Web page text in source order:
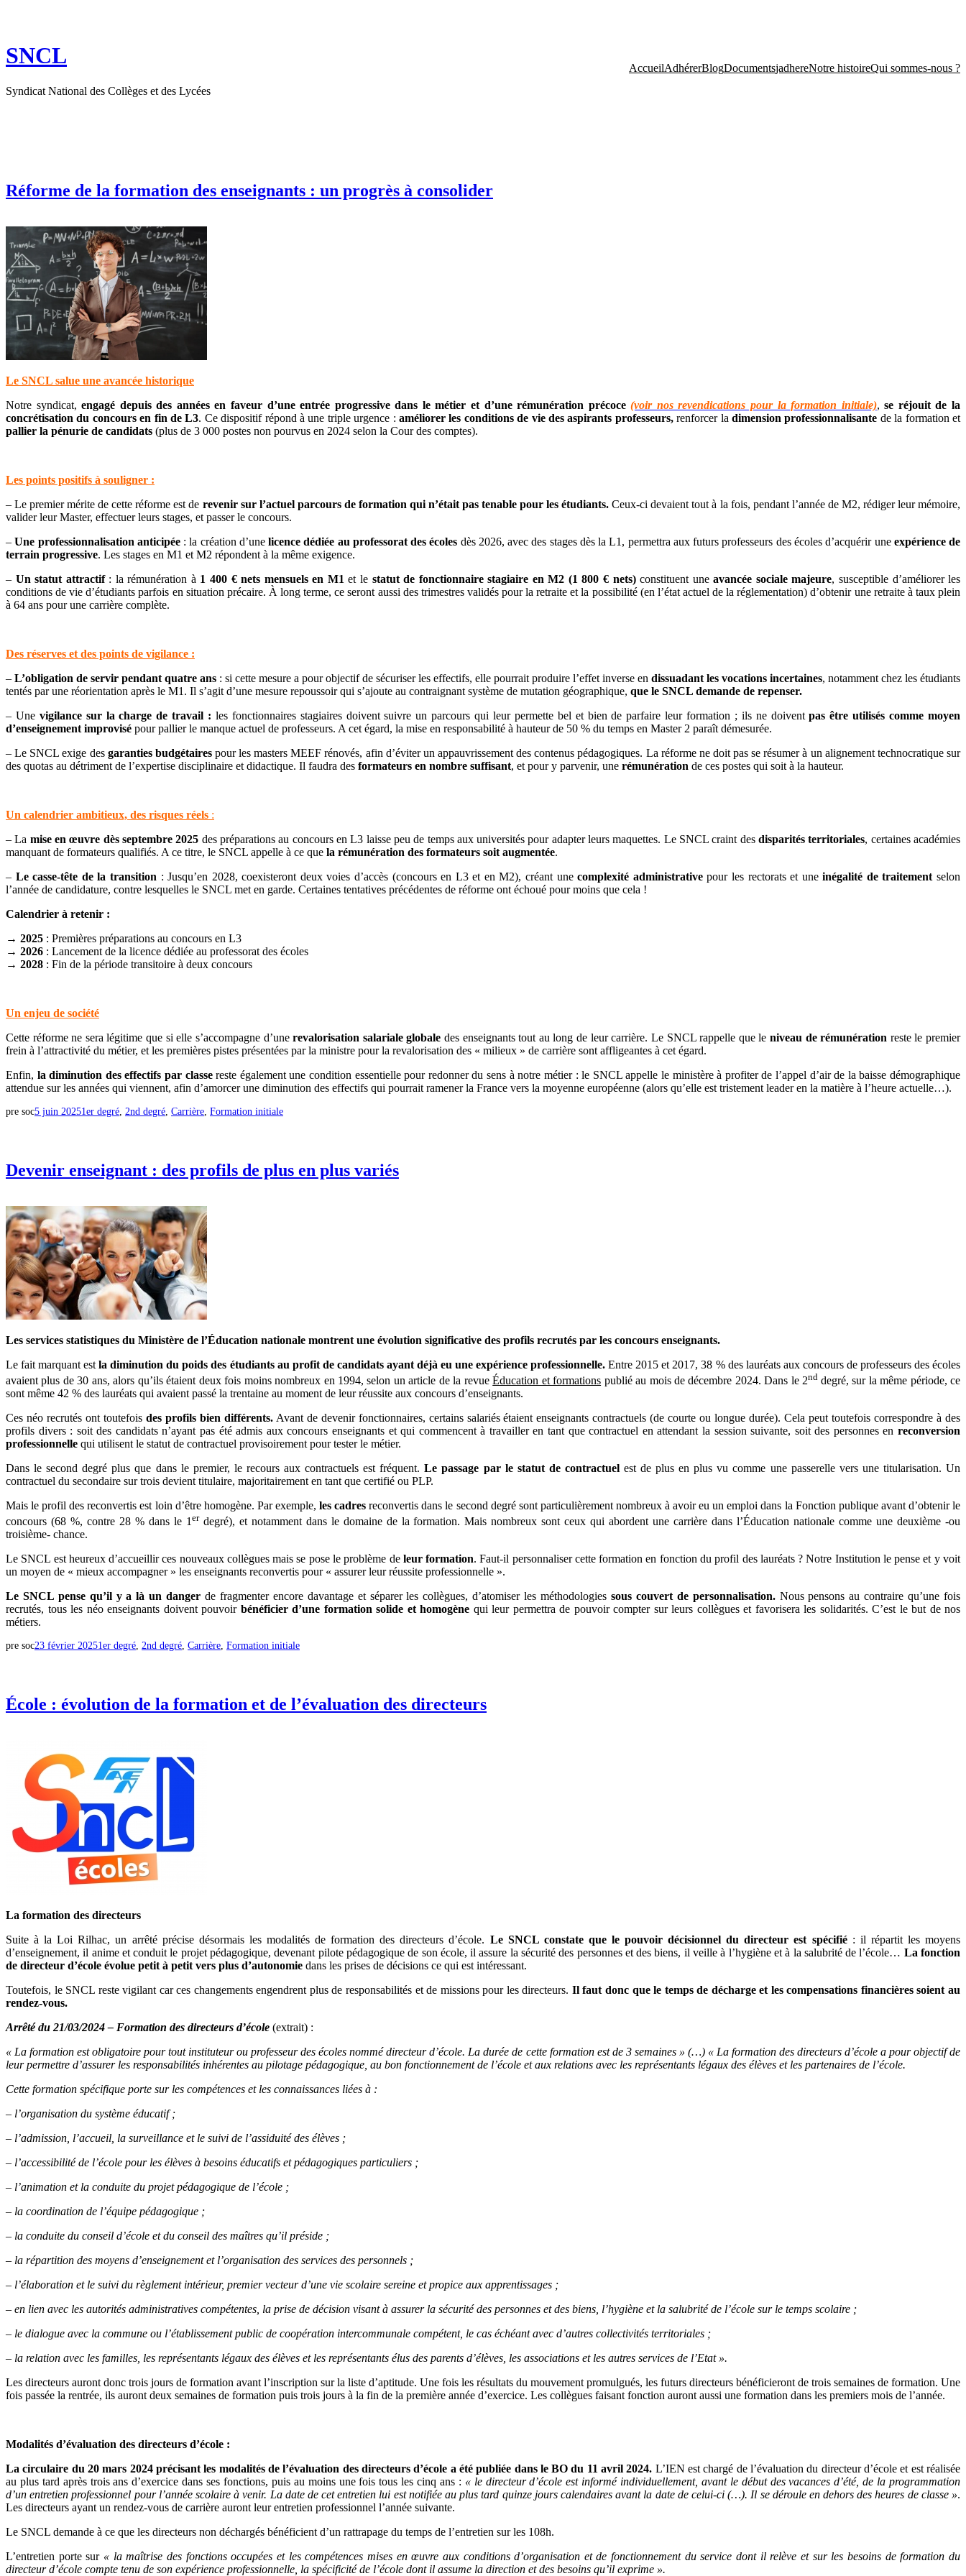
SNCL
Syndicat National des Collèges et des Lycées
AccueilAdhérerBlogDocumentsjadhereNotre histoireQui sommes-nous ?
Réforme de la formation des enseignants : un progrès à consolider
Le SNCL salue une avancée historique
Notre syndicat,engagé depuis des années en faveur d’une entrée progressive dans le métier et d’une rémunération précoce (voir nos revendications pour la formation initiale),se réjouit de la
concrétisation du concours en fin de L3. Ce dispositif répond à une triple urgence :améliorer les conditions de vie des aspirants professeurs,renforcer la dimension professionnalisante de la formation et
pallier la pénurie de candidats (plus de 3 000 postes non pourvus en 2024 selon la Cour des comptes).
Les points positifs à souligner :
– Le premier mérite de cette réforme est de revenir sur l’actuel parcours de formation qui n’était pas tenable pour les étudiants. Ceux-ci devaient tout à la fois, pendant l’année de M2, rédiger leur mémoire,
valider leur Master, effectuer leurs stages, et passer le concours.
–Une professionnalisation anticipée: la création d’unelicence dédiée au professorat des écoles dès 2026, avec des stages dès la L1, permettra aux futurs professeurs des écoles d’acquérir une expérience de
terrain progressive. Les stages en M1 et M2 répondent à la même exigence.
– Un statut attractif: la rémunération à 1 400 € nets mensuels en M1 et le statut de fonctionnaire stagiaire en M2 (1 800 € nets)constituent uneavancée sociale majeure, susceptible d’améliorer les
conditions de vie d’étudiants parfois en situation précaire. À long terme, ce seront aussi des trimestres validés pour la retraite et la possibilité (en l’état actuel de la réglementation) d’obtenir une retraite à taux plein
à 64 ans pour une carrière complète.
Des réserves et des points de vigilance :
– L’obligation de servir pendant quatre ans : si cette mesure a pour objectif de sécuriser les effectifs, elle pourrait produire l’effet inverse en dissuadant les vocations incertaines, notamment chez les étudiants
tentés par une réorientation après le M1. Il s’agit d’une mesure repoussoir qui s’ajoute au contraignant système de mutation géographique, que le SNCL demande de repenser.
– Une vigilance sur la charge de travail : les fonctionnaires stagiaires doivent suivre un parcours qui leur permette bel et bien de parfaire leur formation ; ils ne doiventpas être utilisés comme moyen
d’enseignement improvisé pour pallier le manque actuel de professeurs. A cet égard, la mise en responsabilité à hauteur de 50 % du temps en Master 2 paraît démesurée.
– Le SNCL exige des garanties budgétairespour les masters MEEF rénovés, afin d’éviter un appauvrissement des contenus pédagogiques. La réforme ne doit pas se résumer à un alignement technocratique sur
des quotas au détriment de l’expertise disciplinaire et didactique. Il faudra des formateurs en nombre suffisant, et pour y parvenir, une rémunération de ces postes qui soit à la hauteur.
Un calendrier ambitieux, des risques réels :
– La mise en œuvre dès septembre 2025 des préparations au concours en L3 laisse peu de temps aux universités pour adapter leurs maquettes. Le SNCL craint desdisparités territoriales, certaines académies
manquant de formateurs qualifiés. A ce titre, le SNCL appelle à ce que la rémunération des formateurs soit augmentée.
– Le casse-tête de la transition : Jusqu’en 2028, coexisteront deux voies d’accès (concours en L3 et en M2), créant unecomplexité administrativepour les rectorats et uneinégalité de traitement selon
l’année de candidature, contre lesquelles le SNCL met en garde. Certaines tentatives précédentes de réforme ont échoué pour moins que cela !
Calendrier à retenir :
→ 2025 : Premières préparations au concours en L3
→ 2026 : Lancement de la licence dédiée au professorat des écoles
→ 2028 : Fin de la période transitoire à deux concours
Un enjeu de société
Cette réforme ne sera légitime que si elle s’accompagne d’unerevalorisation salariale globale des enseignants tout au long de leur carrière. Le SNCL rappelle que le niveau de rémunération reste le premier
frein à l’attractivité du métier, et les premières pistes présentées par la ministre pour la revalorisation des « milieux » de carrière sont affligeantes à cet égard.
Enfin, la diminution des effectifs par classereste également une condition essentielle pour redonner du sens à notre métier : le SNCL appelle le ministère à profiter de l’appel d’air de la baisse démographique
attendue sur les années qui viennent, afin d’amorcer une diminution des effectifs qui pourrait ramener la France vers la moyenne européenne (alors qu’elle est tristement leader en la matière à l’heure actuelle…).
pre soc5 juin 20251er degré 2nd degré Carrière Formation initiale
Devenir enseignant : des profils de plus en plus variés
Les services statistiques du Ministère de l’Éducation nationale montrent une évolution significative des profils recrutés par les concours enseignants.
Le fait marquant estla diminution du poids des étudiants au profit de candidats ayant déjà eu une expérience professionnelle. Entre 2015 et 2017, 38 % des lauréats aux concours de professeurs des écoles
avaient plus de 30 ans, alors qu’ils étaient deux fois moins nombreux en 1994, selon un article de la revueÉducation et formations publié au mois de décembre 2024. Dans le 2nd degré, sur la même période, ce
sont même 42 % des lauréats qui avaient passé la trentaine au moment de leur réussite aux concours d’enseignants.
Ces néo recrutés ont toutefois des profils bien différents.Avant de devenir fonctionnaires, certains salariés étaient enseignants contractuels (de courte ou longue durée). Cela peut toutefois correspondre à des
profils divers : soit des candidats n’ayant pas été admis aux concours enseignants et qui commencent à travailler en tant que contractuel en attendant la session suivante, soit des personnes en reconversion
professionnelle qui utilisent le statut de contractuel provisoirement pour tester le métier.
Dans le second degré plus que dans le premier, le recours aux contractuels est fréquent.Le passage par le statut de contractuelest de plus en plus vu comme une passerelle vers une titularisation. Un
contractuel du secondaire sur trois devient titulaire, majoritairement en tant que certifié ou PLP.
Mais le profil des reconvertis est loin d’être homogène. Par exemple,les cadres reconvertis dans le second degré sont particulièrement nombreux à avoir eu un emploi dans la Fonction publique avant d’obtenir le
concours (68 %, contre 28 % dans le 1 erdegré), et notamment dans le domaine de la formation. Mais nombreux sont ceux qui abordent une carrière dans l’Éducation nationale comme une deuxième -ou
troisième- chance.
Le SNCL est heureux d’accueillir ces nouveaux collègues mais se pose le problème de leur formation. Faut-il personnaliser cette formation en fonction du profil des lauréats ? Notre Institution le pense et y voit
un moyen de « mieux accompagner » les enseignants reconvertis pour « assurer leur réussite professionnelle ».
Le SNCL pense qu’il y a là un danger de fragmenter encore davantage et séparer les collègues, d’atomiser les méthodologies sous couvert de personnalisation.Nous pensons au contraire qu’une fois
recrutés, tous les néo enseignants doivent pouvoir bénéficier d’une formation solide et homogène qui leur permettra de pouvoir compter sur leurs collègues et favorisera les solidarités. C’est le but de nos
métiers.
pre soc23 février 20251er degré, 2nd degré, Carrière, Formation initiale
École : évolution de la formation et de l’évaluation des directeurs
La formation des directeurs
Suite à la Loi Rilhac, un arrêté précise désormais les modalités de formation des directeurs d’école. Le SNCL constate que le pouvoir décisionnel du directeur est spécifié: il répartit les moyens
d’enseignement, il anime et conduit le projet pédagogique, devenant pilote pédagogique de son école, il assure la sécurité des personnes et des biens, il veille à l’hygiène et à la salubrité de l’école… La fonction
de directeur d’école évolue petit à petit vers plus d’autonomie dans les prises de décisions ce qui est intéressant.
Toutefois, le SNCL reste vigilant car ces changements engendrent plus de responsabilités et de missions pour les directeurs. Il faut donc que le temps de décharge et les compensations financières soient au
rendez-vous.
Arrêté du 21/03/2024 – Formation des directeurs d’école (extrait) :
« La formation est obligatoire pour tout instituteur ou professeur des écoles nommé directeur d’école. La durée de cette formation est de 3 semaines » (…) « La formation des directeurs d’école a pour objectif de
leur permettre d’assurer les responsabilités inhérentes au pilotage pédagogique, au bon fonctionnement de l’école et aux relations avec les représentants légaux des élèves et les partenaires de l’école.
Cette formation spécifique porte sur les compétences et les connaissances liées à :
– l’organisation du système éducatif ;
– l’admission, l’accueil, la surveillance et le suivi de l’assiduité des élèves ;
– l’accessibilité de l’école pour les élèves à besoins éducatifs et pédagogiques particuliers ;
– l’animation et la conduite du projet pédagogique de l’école ;
– la coordination de l’équipe pédagogique ;
– la conduite du conseil d’école et du conseil des maîtres qu’il préside ;
– la répartition des moyens d’enseignement et l’organisation des services des personnels ;
– l’élaboration et le suivi du règlement intérieur, premier vecteur d’une vie scolaire sereine et propice aux apprentissages ;
– en lien avec les autorités administratives compétentes, la prise de décision visant à assurer la sécurité des personnes et des biens, l’hygiène et la salubrité de l’école sur le temps scolaire ;
– le dialogue avec la commune ou l’établissement public de coopération intercommunale compétent, le cas échéant avec d’autres collectivités territoriales ;
– la relation avec les familles, les représentants légaux des élèves et les représentants élus des parents d’élèves, les associations et les autres services de l’Etat ».
Les directeurs auront donc trois jours de formation avant l’inscription sur la liste d’aptitude. Une fois les résultats du mouvement promulgués, les futurs directeurs bénéficieront de trois semaines de formation. Une
fois passée la rentrée, ils auront deux semaines de formation puis trois jours à la fin de la première année d’exercice. Les collègues faisant fonction auront aussi une formation dans les premiers mois de l’année.
Modalités d’évaluation des directeurs d’école :
La circulaire du 20 mars 2024 précisant les modalités de l’évaluation des directeurs d’école a été publiée dans le BO du 11 avril 2024. L’IEN est chargé de l’évaluation du directeur d’école et est réalisée
au plus tard après trois ans d’exercice dans ses fonctions, puis au moins une fois tous les cinq ans : « le directeur d’école est informé individuellement, avant le début des vacances d’été, de la programmation
d’un entretien professionnel pour l’année scolaire à venir. La date de cet entretien lui est notifiée au plus tard quinze jours calendaires avant la date de celui-ci (…). Il se déroule en dehors des heures de classe ».
Les directeurs ayant un rendez-vous de carrière auront leur entretien professionnel l’année suivante.
Le SNCL demande à ce que les directeurs non déchargés bénéficient d’un rattrapage du temps de l’entretien sur les 108h.
L’entretien porte sur « la maîtrise des fonctions occupées et les compétences mises en œuvre aux conditions d’organisation et de fonctionnement du service dont il relève et sur les besoins de formation du
directeur d’école compte tenu de son expérience professionnelle, la spécificité de l’école dont il assume la direction et des besoins qu’il exprime ».